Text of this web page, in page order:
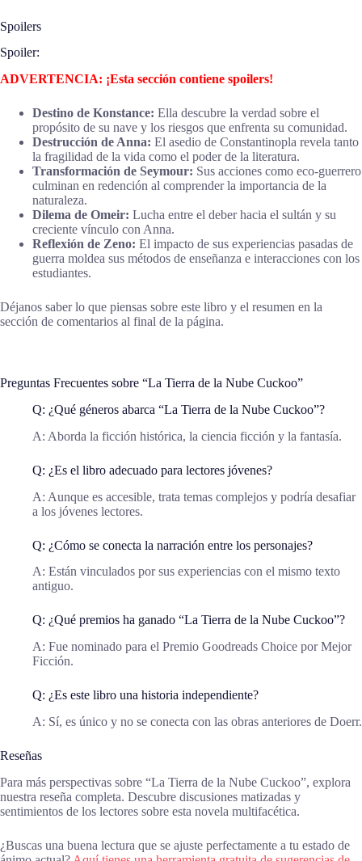
Spoilers
Spoiler:
ADVERTENCIA: ¡Esta sección contiene spoilers!
Destino de Konstance: Ella descubre la verdad sobre el
propósito de su nave y los riesgos que enfrenta su comunidad.
Destrucción de Anna: El asedio de Constantinopla revela tanto
la fragilidad de la vida como el poder de la literatura.
Transformación de Seymour: Sus acciones como eco-guerrero
culminan en redención al comprender la importancia de la
naturaleza.
Dilema de Omeir: Lucha entre el deber hacia el sultán y su
creciente vínculo con Anna.
Reflexión de Zeno: El impacto de sus experiencias pasadas de
guerra moldea sus métodos de enseñanza e interacciones con los
estudiantes.
Déjanos saber lo que piensas sobre este libro y el resumen en la
sección de comentarios al final de la página.
Preguntas Frecuentes sobre “La Tierra de la Nube Cuckoo”
Q: ¿Qué géneros abarca “La Tierra de la Nube Cuckoo”?
A: Aborda la ficción histórica, la ciencia ficción y la fantasía.
Q: ¿Es el libro adecuado para lectores jóvenes?
A: Aunque es accesible, trata temas complejos y podría desafiar
a los jóvenes lectores.
Q: ¿Cómo se conecta la narración entre los personajes?
A: Están vinculados por sus experiencias con el mismo texto
antiguo.
Q: ¿Qué premios ha ganado “La Tierra de la Nube Cuckoo”?
A: Fue nominado para el Premio Goodreads Choice por Mejor
Ficción.
Q: ¿Es este libro una historia independiente?
A: Sí, es único y no se conecta con las obras anteriores de Doerr.
Reseñas
Para más perspectivas sobre “La Tierra de la Nube Cuckoo”, explora
nuestra reseña completa. Descubre discusiones matizadas y
sentimientos de los lectores sobre esta novela multifacética.
¿Buscas una buena lectura que se ajuste perfectamente a tu estado de